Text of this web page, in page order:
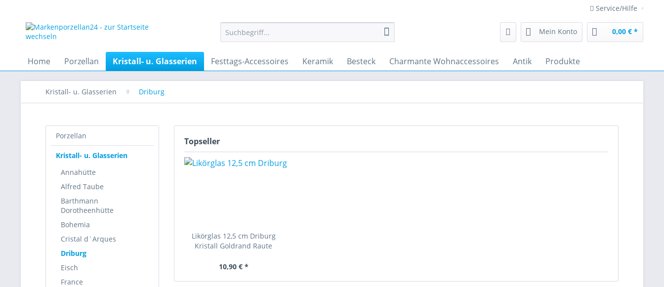
Service/Hilfe
Mein Konto 0,00 € *
Home Porzellan Kristall- u. Glasserien Festtags-Accessoires Keramik Besteck Charmante Wohnaccessoires Antik Produkte
Kristall- u. Glasserien Driburg
Porzellan
Kristall- u. Glasserien
Annahütte
Alfred Taube
Barthmann
Dorotheenhütte
Bohemia
Cristal d`Arques
Driburg
Eisch
France
Topseller
Likörglas 12,5 cm Driburg
Kristall Goldrand Raute
10,90 € *